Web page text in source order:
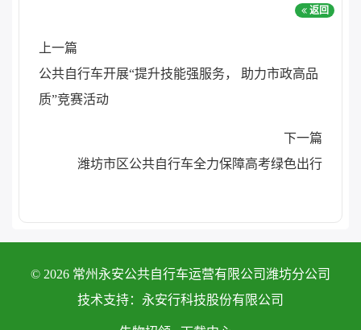
返回
上一篇
公共自行车开展“提升技能强服务， 助力市政高品
质”竞赛活动
下一篇
潍坊市区公共自行车全力保障高考绿色出行
© 2026 常州永安公共自行车运营有限公司潍坊分公司
技术支持：永安行科技股份有限公司